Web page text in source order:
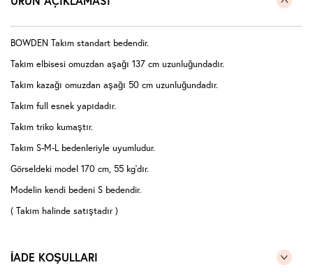
BOWDEN Takım standart bedendir.
Takım elbisesi omuzdan aşağı 137 cm uzunluğundadır.
Takım kazağı omuzdan aşağı 50 cm uzunluğundadır.
Takım full esnek yapıdadır.
Takım triko kumaştır.
Takım S-M-L bedenleriyle uyumludur.
Görseldeki model 170 cm, 55 kg'dır.
Modelin kendi bedeni S bedendir.
( Takım halinde satıştadır )
İADE KOŞULLARI